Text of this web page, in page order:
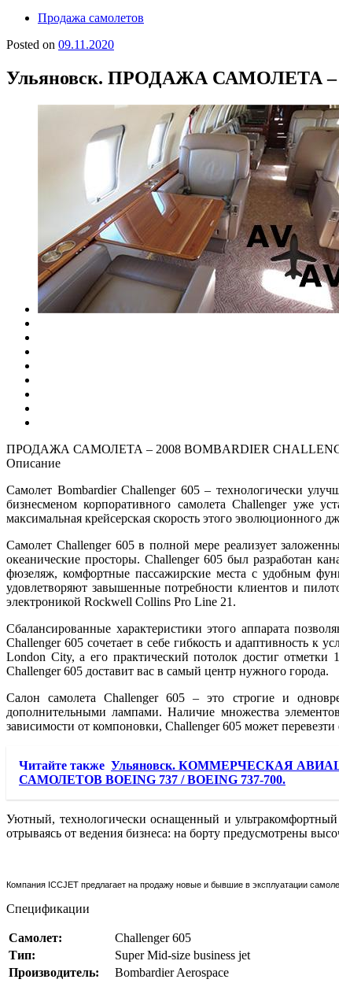
Продажа самолетов
Posted on 09.11.2020
Ульяновск. ПРОДАЖА САМОЛЕТА –
ПРОДАЖА САМОЛЕТА – 2008 BOMBARDIER
Описание
Самолет Bombardier Challenger 605 – технологически
бизнесменом корпоративного самолета Challenger уже
максимальная крейсерская скорость этого эволюционного
Самолет Challenger 605 в полной мере реализует
океанические просторы. Challenger 605 был разработан
фюзеляж, комфортные пассажирские места с удобным
удовлетворяют завышенные потребности клиентов и
электроникой Rockwell Collins Pro Line 21.
Сбалансированные характеристики этого аппарата
Challenger 605 сочетает в себе гибкость и адаптивность к
London City, а его практический потолок достиг
Challenger 605 доставит вас в самый центр нужного города.
Салон самолета Challenger 605 – это строгие и
дополнительными лампами. Наличие множества
зависимости от компоновки, Challenger 605 может
Читайте также Ульяновск. КОММЕРЧЕСКАЯ
САМОЛЕТОВ BOEING 737 / BOEING 737-700.
Уютный, технологически оснащенный и
отрываясь от ведения бизнеса: на борту предусмотрены
Компания ICCJET предлагает на продажу новые и бывшие в эксплуатации
Спецификации
Самолет:
Challenger 605
Тип:
Super Mid-size business jet
Производитель:
Bombardier Aerospace